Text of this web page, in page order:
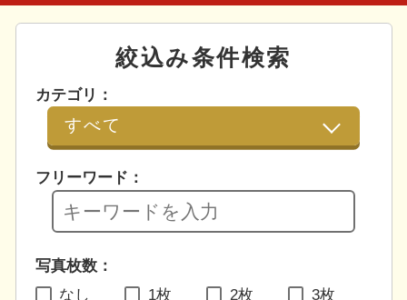
絞込み条件検索
カテゴリ：
フリーワード：
写真枚数：
なし
1枚 2枚 3枚